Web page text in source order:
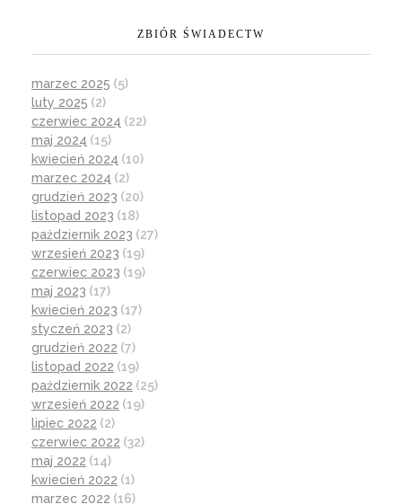
ZBIÓR ŚWIADECTW
marzec 2025 (5)
luty 2025 (2)
czerwiec 2024 (22)
maj 2024 (15)
kwiecień 2024 (10)
marzec 2024 (2)
grudzień 2023 (20)
listopad 2023 (18)
październik 2023 (27)
wrzesień 2023 (19)
czerwiec 2023 (19)
maj 2023 (17)
kwiecień 2023 (17)
styczeń 2023 (2)
grudzień 2022 (7)
listopad 2022 (19)
październik 2022 (25)
wrzesień 2022 (19)
lipiec 2022 (2)
czerwiec 2022 (32)
maj 2022 (14)
kwiecień 2022 (1)
marzec 2022 (16)